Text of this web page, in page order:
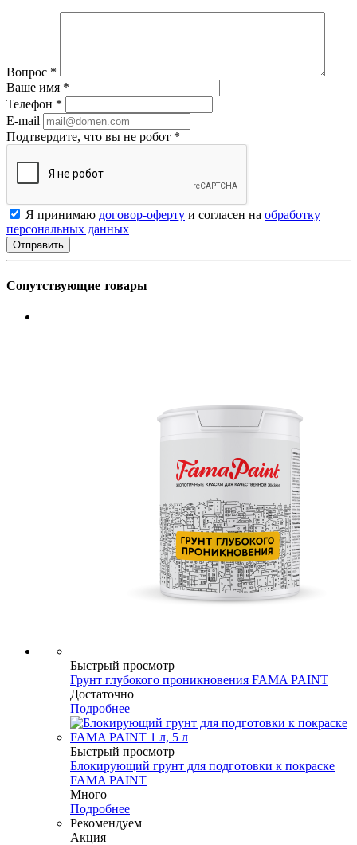
Вопрос *
Ваше имя *
Телефон *
E-mail
Подтвердите, что вы не робот *
Я принимаю договор-оферту и согласен на обработку
персональных данных
Сопутствующие товары
Быстрый просмотр
Грунт глубокого проникновения FAMA PAINT
Достаточно
Подробнее
Быстрый просмотр
Блокирующий грунт для подготовки к покраске
FAMA PAINT
Много
Подробнее
Рекомендуем
Акция